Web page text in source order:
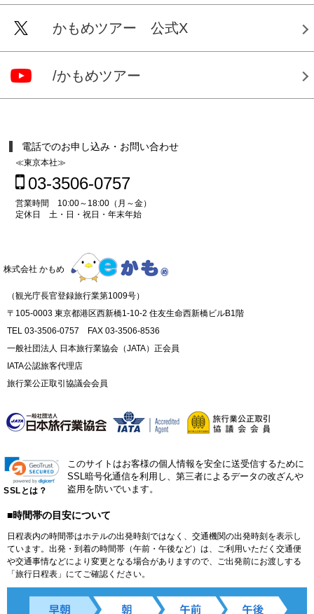
かもめツアー 公式X
/かもめツアー
電話でのお申し込み・お問い合わせ
≪東京本社≫
03-3506-0757
営業時間 10:00～18:00（月～金）
定休日 土・日・祝日・年末年始
株式会社 かもめ
（観光庁長官登録旅行業第1009号）
〒105-0003 東京都港区西新橋1-10-2 住友生命西新橋ビルB1階
TEL 03-3506-0757 FAX 03-3506-8536
一般社団法人 日本旅行業協会（JATA）正会員
IATA公認旅客代理店
旅行業公正取引協議会会員
SSLとは？
このサイトはお客様の個人情報を安全に送受信するために
SSL暗号化通信を利用し、第三者によるデータの改ざんや
盗用を防いでいます。
■時間帯の目安について
日程表内の時間帯はホテルの出発時刻ではなく、交通機関の出発時刻を表示し
ています。出発・到着の時間帯（午前・午後など）は、ご利用いただく交通便
や交通事情などにより変更となる場合がありますので、ご出発前にお渡しする
「旅行日程表」にてご確認ください。